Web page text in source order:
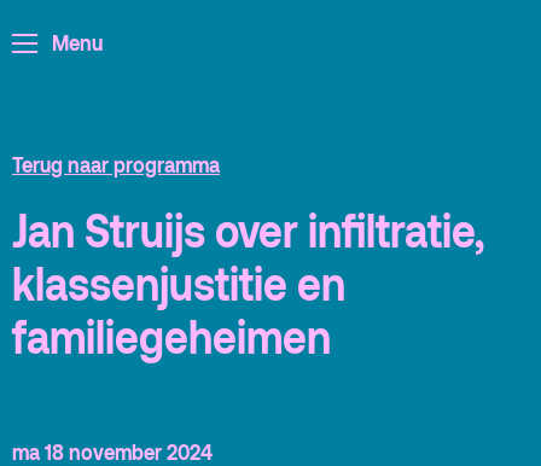
Menu
organiseren
aanvragen
Terug naar programma
Jan Struijs over infiltratie,
klassenjustitie en
familiegeheimen
ma 18 november 2024